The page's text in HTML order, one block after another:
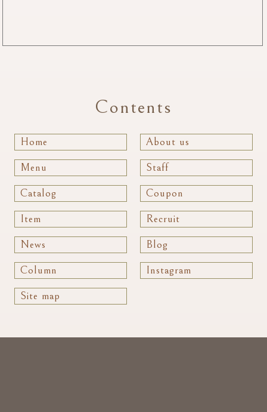
Contents
Home About us
Menu Staff
Catalog Coupon
Item Recruit
News Blog
Column Instagram
Site map